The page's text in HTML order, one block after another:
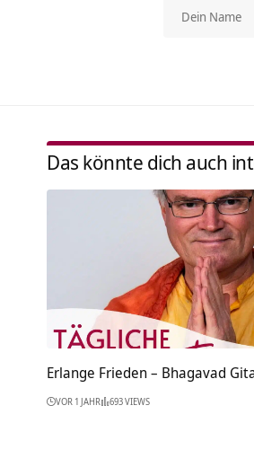
Das könnte dich auch
Erlange Frieden – Bhagavad
VOR 1 JAHR 693 VIEWS